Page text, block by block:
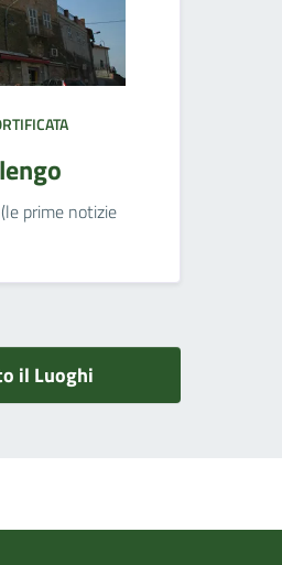
prime notizie
il Luoghi